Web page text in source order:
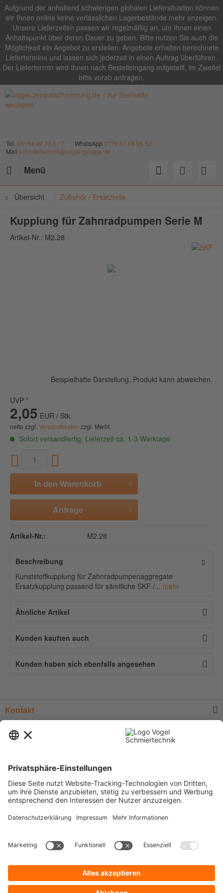
Aufgrund der anhaltend schwierigen globalen Liefersituation können
wir Ihnen online keine verlässlichen Lagerbestände mehr anzeigen.
Unsere Lieferzeiten passen wir regelmäßig an, um Ihnen einen
Anhaltspunkt über deren Dauer zu geben. Bitte nutzen Sie auch die
Möglichkeit ein Angebot zu erstellen. Angebote erhalten berechnete
Liefertermine und lassen sich jederzeit in einen Auftrag überführen.
Der Liefertermin wird Ihnen nach Bestelleingang mitgeteilt, im Zweifel
bitte vorab anfragen.
Tel. 05164 49 39 51 7 WhatsApp 0176 57 68 95 50
Mail schmiertechnik@vogel-gruppe.de
Menü
Übersicht Zubehör / Ersatzteile
Kupplung für Zahnradpumpen Serie M
Artikel-Nr.: M2.28
Beispielhafte Darstellung, Produkt kann abweichen.
UVP *
2,05 EUR / Stk.
netto zzgl. Versandkosten zzgl. MwSt.
Sofort versandfertig, Lieferzeit ca. 1-3 Werktage
In den Warenkorb
Anfrage
Artikel-Nr.: M2.28
Beschreibung
Kunststoffkupplung für Zahnradpumpenaggregate
Ersatzkupplung passend für sämtliche SKF /... mehr
Ähnliche Artikel
Kunden kauften auch
Kunden haben sich ebenfalls angesehen
Kontakt
Service
Newsletter
nicht anders beschrieben.
Direktbestellung, legen Sie bitte ein unverbindliches und kostenfreies
Cookie-Einstellungen Über uns Datenschutz
Kontakt